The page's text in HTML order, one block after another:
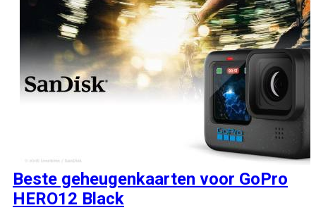
Beste geheugenkaarten voor GoPro
HERO12 Black